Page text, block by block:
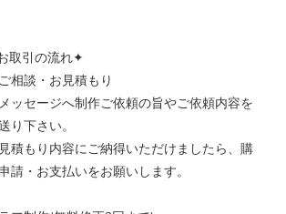
取引の流れ✦
相談・お見積もり
ッセージへ制作ご依頼の旨やご依頼内容を
り下さい。
積もり内容にご納得いただけましたら、購
請・お支払いをお願いします。